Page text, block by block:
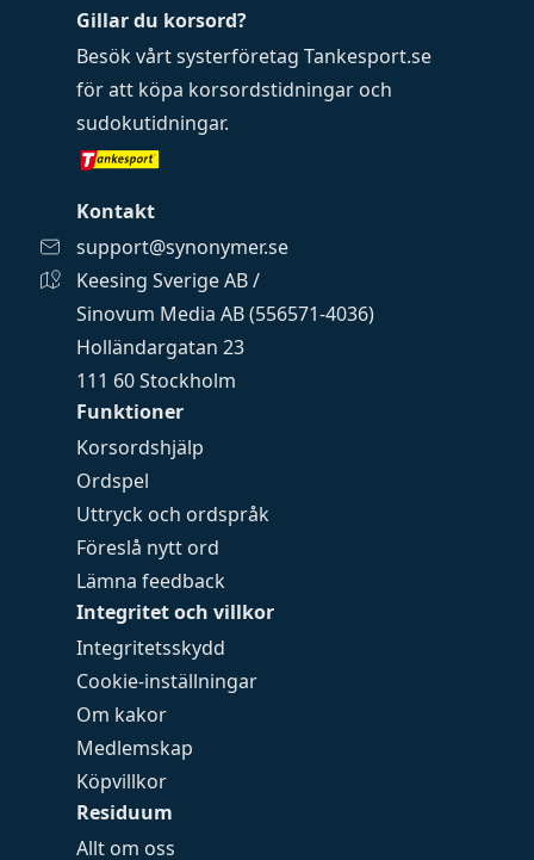
Funktioner
Korsordshjälp
Ordspel
Uttryck och ordspråk
Föreslå nytt ord
Lämna feedback
Integritet och villkor
Integritetsskydd
Cookie-inställningar
Om kakor
Medlemskap
Köpvillkor
Residuum
Allt om oss
Gillar du korsord?
Besök vårt systerföretag Tankesport.se
för att köpa korsordstidningar och
sudokutidningar.
Kontakt
support@synonymer.se
Keesing Sverige AB /
Sinovum Media AB (556571-4036)
Holländargatan 23
111 60 Stockholm